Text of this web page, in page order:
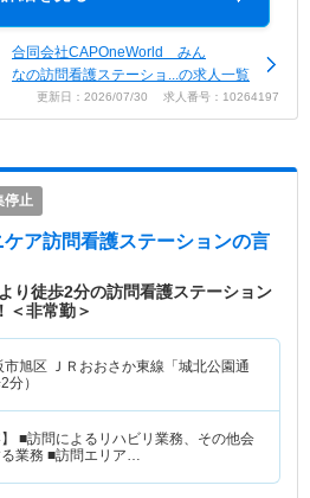
合同会社CAPOneWorld みん
なの訪問看護ステーショ...の求人一覧
更新日：2026/07/30 求人番号：10264197
停止
ア訪問看護ステーションの言
り徒歩2分の訪問看護ステーション
＜非常勤＞
市旭区 ＪＲおおさか東線「城北公園通
分）
】 ■訪問によるリハビリ業務、その他会
業務 ■訪問エリア…